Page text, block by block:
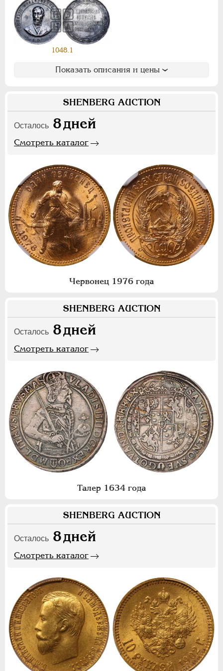
1048.1
Показать описания и цены
SHENBERG AUCTION
Осталось 8дней
Смотреть каталог
Червонец 1976 года
SHENBERG AUCTION
Осталось 8дней
Смотреть каталог
Талер 1634 года
SHENBERG AUCTION
Осталось 8дней
Смотреть каталог
Ф
Х Э
Цифры
7